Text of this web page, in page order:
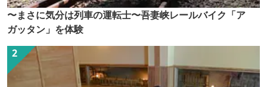
〜まさに気分は列車の運転士〜吾妻峡レールバイク「ア
ガッタン」を体験